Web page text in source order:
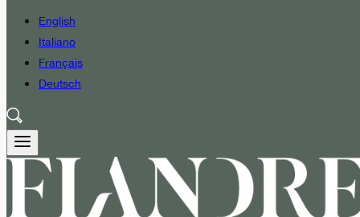
English
Italiano
Français
Deutsch